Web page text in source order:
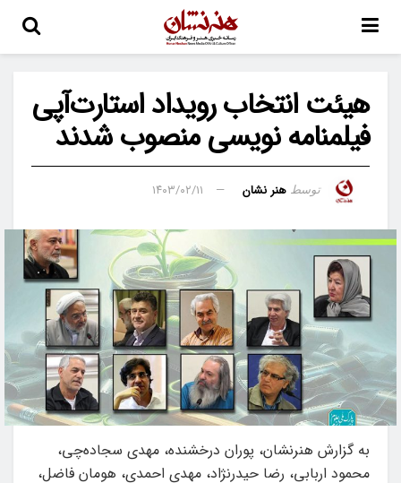
هیئت انتخاب رویداد استارت‌آپی
فیلمنامه نویسی منصوب شدند
توسط هنر نشان ۱۴۰۳/۰۲/۱۱
به گزارش هنرنشان، پوران درخشنده، مهدی سجاده‌چی،
محمود اربابی، رضا حیدرنژاد، مهدی احمدی، هومان فاضل،